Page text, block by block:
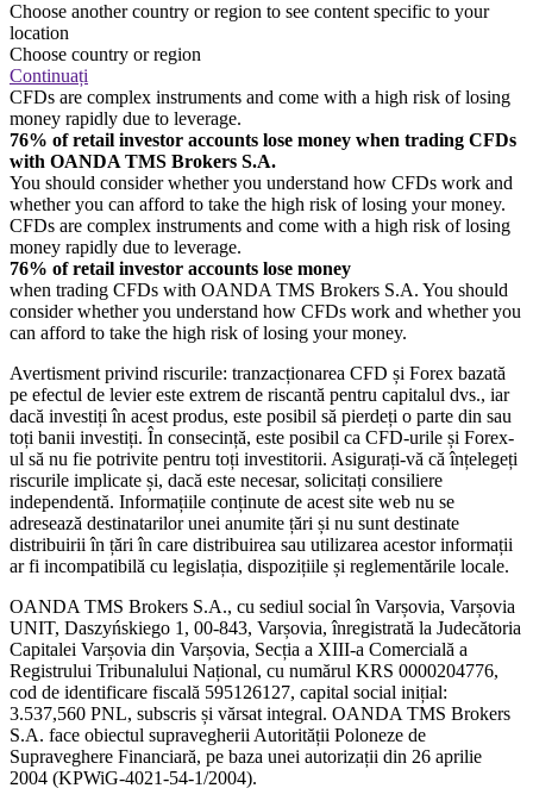
Choose another country or region to see content specific to your
location
Choose country or region
Continuați
CFDs are complex instruments and come with a high risk of losing
money rapidly due to leverage.
76% of retail investor accounts lose money when trading CFDs
with OANDA TMS Brokers S.A.
You should consider whether you understand how CFDs work and
whether you can afford to take the high risk of losing your money.
CFDs are complex instruments and come with a high risk of losing
money rapidly due to leverage.
76% of retail investor accounts lose money
when trading CFDs with OANDA TMS Brokers S.A. You should
consider whether you understand how CFDs work and whether you
can afford to take the high risk of losing your money.
Avertisment privind riscurile: tranzacționarea CFD și Forex bazată
pe efectul de levier este extrem de riscantă pentru capitalul dvs., iar
dacă investiți în acest produs, este posibil să pierdeți o parte din sau
toți banii investiți. În consecință, este posibil ca CFD-urile și Forex-
ul să nu fie potrivite pentru toți investitorii. Asigurați-vă că înțelegeți
riscurile implicate și, dacă este necesar, solicitați consiliere
independentă. Informațiile conținute de acest site web nu se
adresează destinatarilor unei anumite țări și nu sunt destinate
distribuirii în țări în care distribuirea sau utilizarea acestor informații
ar fi incompatibilă cu legislația, dispozițiile și reglementările locale.
OANDA TMS Brokers S.A., cu sediul social în Varșovia, Varșovia
UNIT, Daszyńskiego 1, 00-843, Varșovia, înregistrată la Judecătoria
Capitalei Varșovia din Varșovia, Secția a XIII-a Comercială a
Registrului Tribunalului Național, cu numărul KRS 0000204776,
cod de identificare fiscală 595126127, capital social inițial:
3.537,560 PNL, subscris și vărsat integral. OANDA TMS Brokers
S.A. face obiectul supravegherii Autorității Poloneze de
Supraveghere Financiară, pe baza unei autorizații din 26 aprilie
2004 (KPWiG-4021-54-1/2004).